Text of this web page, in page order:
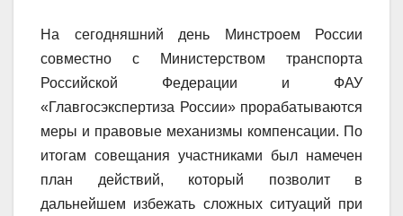
На сегодняшний день Минстроем России
совместно с
Министерством транспорта
Российской Федерации и ФАУ
«Главгосэкспертиза России» прорабатываются
меры и правовые механизмы компенсации. По
итогам совещания участниками был намечен
план действий, который позволит в
дальнейшем избежать сложных ситуаций при